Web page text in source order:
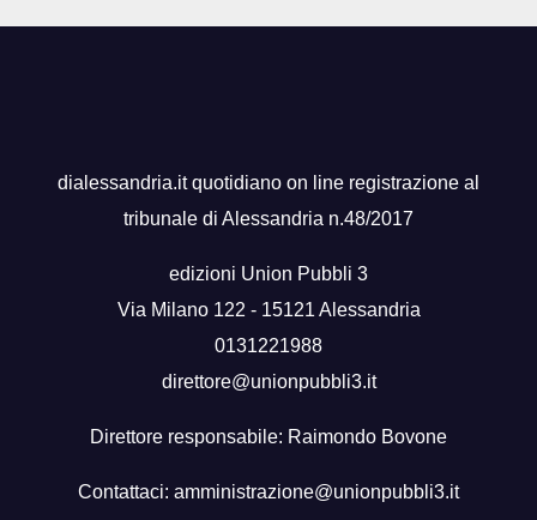
dialessandria.it quotidiano on line registrazione al
tribunale di Alessandria n.48/2017
edizioni Union Pubbli 3
Via Milano 122 - 15121 Alessandria
0131221988
direttore@unionpubbli3.it
Direttore responsabile: Raimondo Bovone
Contattaci: amministrazione@unionpubbli3.it